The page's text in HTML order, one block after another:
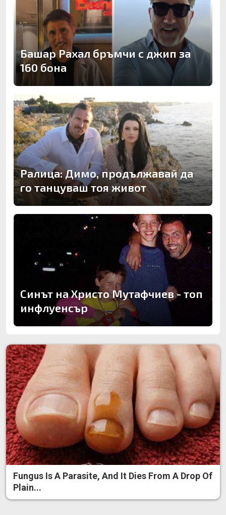
Башар Рахал бръмчи с джип за
160 бона
Ралица: Димо, продължавай да
го танцуваш тоя живот
Синът на Христо Мутафчиев - топ
инфлуенсър
Fungus Is A Parasite, And It Dies From A Drop Of
Plain...